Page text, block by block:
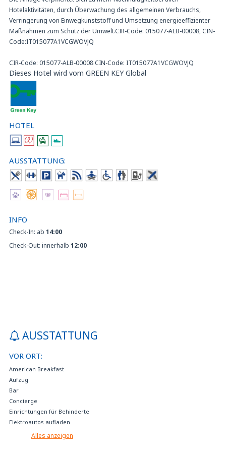
Hotelaktivitäten, durch Überwachung des allgemeinen Verbrauchs,
Verringerung von Einwegkunststoff und Umsetzung energieeffizienter
Maßnahmen zum Schutz der Umwelt.CIR-Code: 015077-ALB-00008, CIN-
Code:IT015077A1VCGWOVJQ
CIR-Code: 015077-ALB-00008 CIN-Code: IT015077A1VCGWOVJQ
Dieses Hotel wird vom GREEN KEY Global
HOTEL
AUSSTATTUNG:
INFO
Check-In: ab 14:00
Check-Out: innerhalb 12:00
AUSSTATTUNG
VOR ORT:
American Breakfast
Aufzug
Bar
Concierge
Einrichtungen für Behinderte
Elektroautos aufladen
Falls nicht im Preis inbegriffen, kann Frühstück im Hotel zum Preis von 16
Alles anzeigen